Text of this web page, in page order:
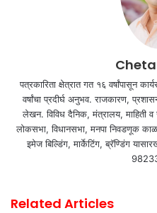
पत्रकारिता क्षेत्रात गत १६ वर्षांपासून
वर्षांचा प्रदीर्घ अनुभव. राजकारण,
लेखन. विविध दैनिक, मंत्रालय, माहिती
लोकसभा, विधानसभा, मनपा निवडणूक
इमेज बिल्डिंग, मार्केटिंग, ब्रॅण्डिंग
Related Articles